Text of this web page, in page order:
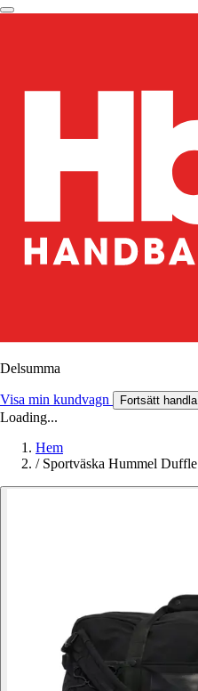
Delsumma
Visa min kundvagn Fortsätt handla
Loading...
Hem
/ Sportväska Hummel Duffle